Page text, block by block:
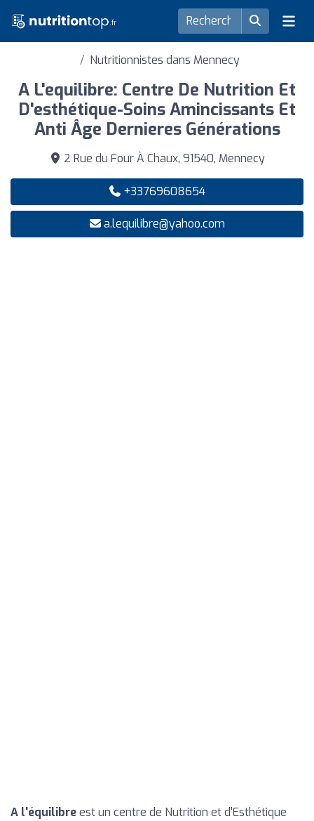
Nutritionnistes dans Mennecy
A L'equilibre: Centre De Nutrition Et
D'esthétique-Soins Amincissants Et
Anti Âge Dernieres Générations
2 Rue du Four À Chaux, 91540, Mennecy
+33769608654
a.lequilibre@yahoo.com
A l'équilibreest un centre de Nutrition et d'Esthétique